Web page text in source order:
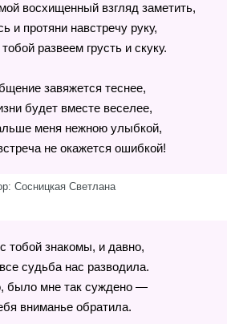
восхищенный взгляд заметить,
и протяни навстречу руку,
развеем грусть и скуку.
завяжется теснее,
будет вместе веселее,
меня нежною улыбкой,
не окажется ошибкой!
Сосницкая Светлана
тобой знакомы, и давно,
судьба нас разводила.
было мне так суждено —
вниманье обратила.